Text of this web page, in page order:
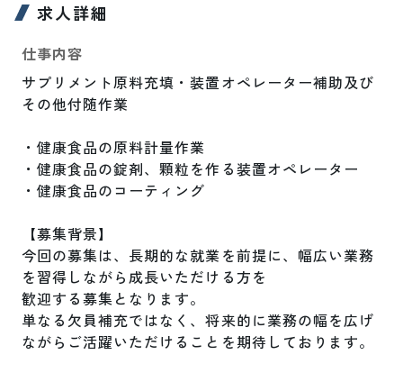
求人詳細
仕事内容
サプリメント原料充填・装置オペレーター補助及び
その他付随作業
・健康食品の原料計量作業
・健康食品の錠剤、顆粒を作る装置オペレーター
・健康食品のコーティング
【募集背景】
今回の募集は、長期的な就業を前提に、幅広い業務
を習得しながら成長いただける方を
歓迎する募集となります。
単なる欠員補充ではなく、将来的に業務の幅を広げ
ながらご活躍いただけることを期待しております。